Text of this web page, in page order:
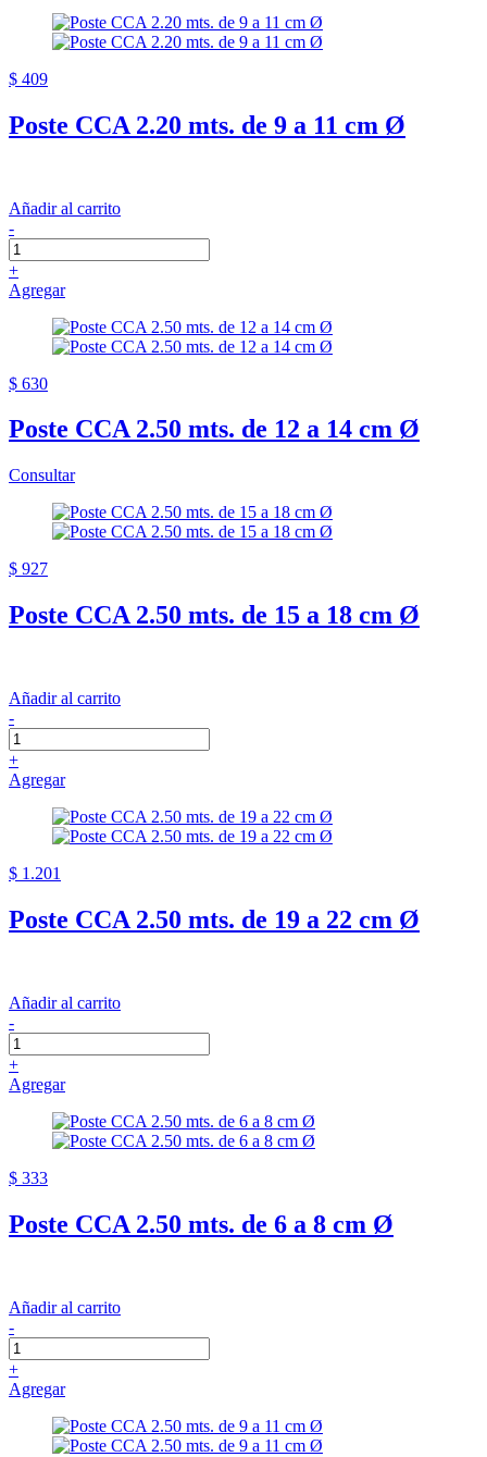
$ 409
Poste CCA 2.20 mts. de 9 a 11 cm Ø
Añadir al carrito
-
+
Agregar
$ 630
Poste CCA 2.50 mts. de 12 a 14 cm Ø
Consultar
$ 927
Poste CCA 2.50 mts. de 15 a 18 cm Ø
Añadir al carrito
-
+
Agregar
$ 1.201
Poste CCA 2.50 mts. de 19 a 22 cm Ø
Añadir al carrito
-
+
Agregar
$ 333
Poste CCA 2.50 mts. de 6 a 8 cm Ø
Añadir al carrito
-
+
Agregar